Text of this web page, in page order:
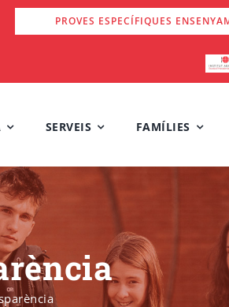
PROVES ESPECÍFIQUES
SERVEIS FAMÍLIES